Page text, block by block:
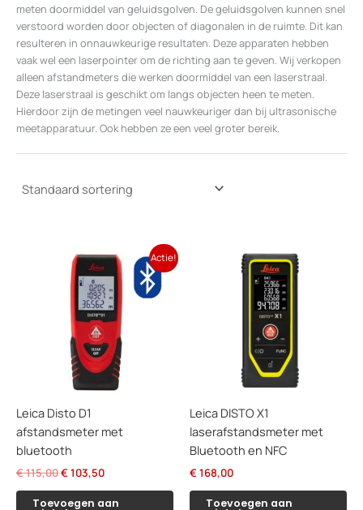
meten doormiddel van geluidsgolven. De geluidsgolven kunnen snel
verstoord worden door objecten of diagonalen in de ruimte. Dit kan
resulteren in onnauwkeurige resultaten. Deze apparaten hebben
vaak wel een laserpointer om de richting aan te geven. Wij verkopen
alleen afstandmeters die werken doormiddel van een laserstraal.
Deze laserstraal is geschikt om langs objecten heen te meten.
Hierdoor zijn de metingen veel nauwkeuriger dan bij ultrasonische
meetapparatuur. Ook hebben ze een veel groter bereik.
Actie!
Leica Disto D1
afstandsmeter met
bluetooth
€115,00Oorspronkelijke
was:
€ 103,50Huidige
is:
Toevoegen aan
Leica DISTO X1
laserafstandsmeter met
Bluetooth en NFC
€ 168,00
Toevoegen aan